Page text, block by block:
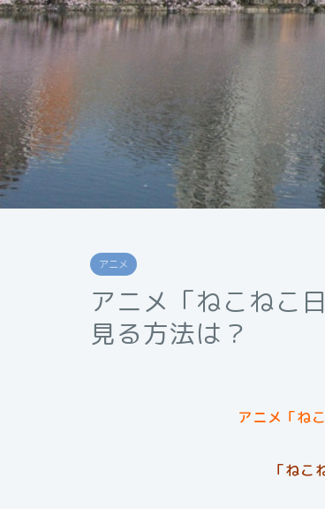
アニメ
アニメ「ねこねこ
見る方法は？
アニメ「ね
「ねこ